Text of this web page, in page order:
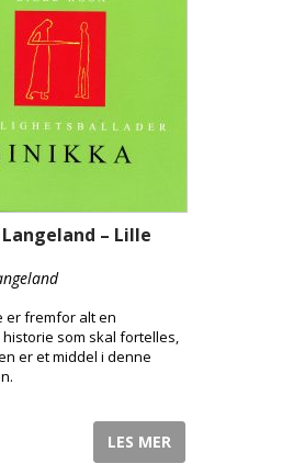
– Lille
er fremfor alt en
som skal fortelles,
er et middel i denne
LES MER